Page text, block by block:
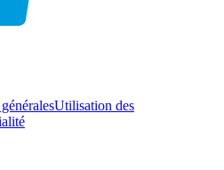
Utilisation des